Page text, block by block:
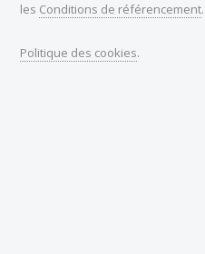
les Conditions de référencement.
Politique des cookies.